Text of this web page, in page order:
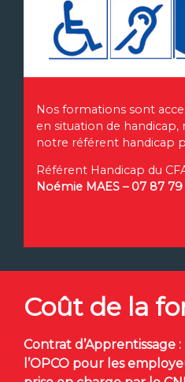
Nos formations sont
en situation de
notre référent handicap
Référent Handicap du
Noémie MAES – 07 87 79
Coût de la
Contrat d’Apprentissage
l’OPCO pour les